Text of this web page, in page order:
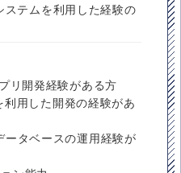
ステムを利用した経験の
リ開発経験がある方
用した開発の経験があ
ータベースの運用経験が